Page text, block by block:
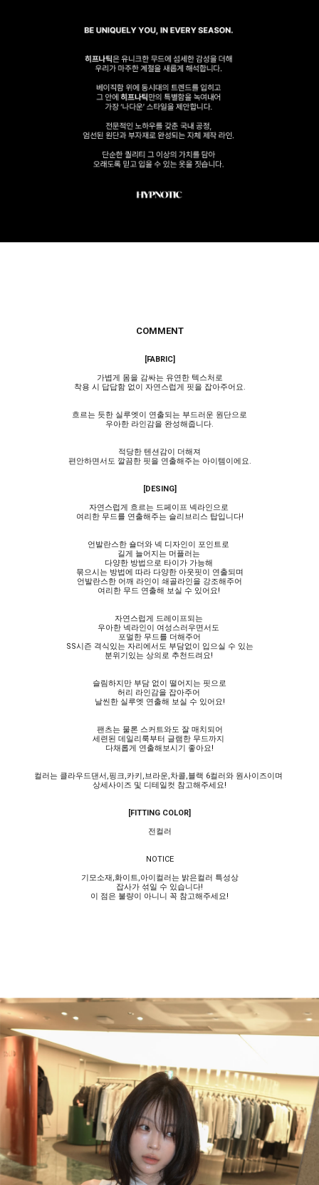
COMMENT
[FABRIC]
가볍게 몸을 감싸는 유연한 텍스처로
착용 시 답답함 없이 자연스럽게 핏을 잡아주어요.
흐르는 듯한 실루엣이 연출되는 부드러운 원단으로
우아한 라인감을 완성해줍니다.
적당한 텐션감이 더해져
편안하면서도 깔끔한 핏을 연출해주는 아이템이에요.
[DESING]
자연스럽게 흐르는 드페이프 넥라인으로
여리한 무드를 연출해주는 슬리브리스 탑입니다!
언발란스한 숄더와 넥 디자인이 포인트로
길게 늘어지는 머플러는
다양한 방법으로 타이가 가능해
묶으시는 방법에 따라 다양한 아웃핏이 연출되며
언발란스한 어깨 라인이 쇄골라인을 강조해주어
여리한 무드 연출해 보실 수 있어요!
자연스럽게 드레이프되는
우아한 넥라인이 여성스러우면서도
포멀한 무드를 더해주어
SS시즌 격식있는 자리에서도 부담없이 입으실 수 있는
분위기있는 상의로 추천드려요!
슬림하지만 부담 없이 떨어지는 핏으로
허리 라인감을 잡아주어
날씬한 실루엣 연출해 보실 수 있어요!
팬츠는 물론 스커트와도 잘 매치되어
세련된 데일리룩부터 글램한 무드까지
다채롭게 연출해보시기 좋아요!
컬러는 클라우드댄서,핑크,카키,브라운,차콜,블랙 6컬러와 원사이즈이며
상세사이즈 및 디테일컷 참고해주세요!
[FITTING COLOR]
전컬러
NOTICE
기모소재,화이트,아이컬러는 밝은컬러 특성상
잡사가 섞일 수 있습니다!
이 점은 불량이 아니니 꼭 참고해주세요!